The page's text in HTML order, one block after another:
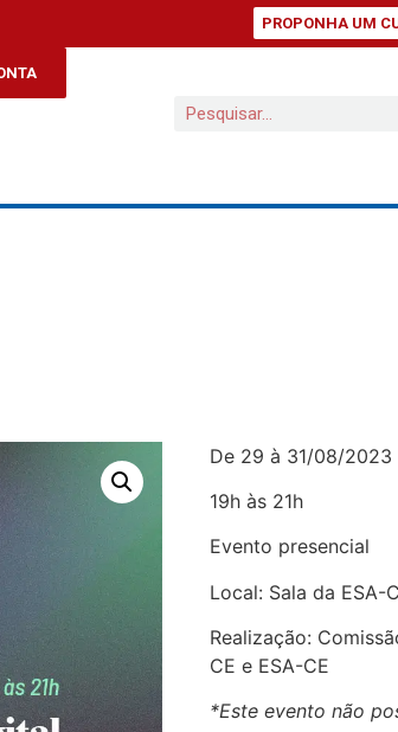
PROPONHA UM
De 29 à 31/08/2023
19h às 21h
Evento presencial
Local: Sala da ESA-
Realização:
CE e ESA-CE
*Este evento não